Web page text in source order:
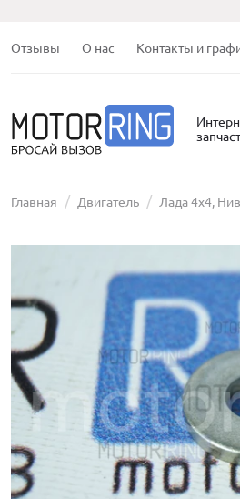
Отзывы О нас Контакты и
Главная Двигатель Лада 4х4,